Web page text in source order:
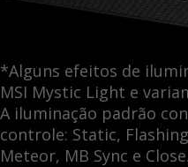
*Alguns efeitos de
MSI Mystic Light e
A iluminação padrão
controle: Static,
Meteor, MB Sync e